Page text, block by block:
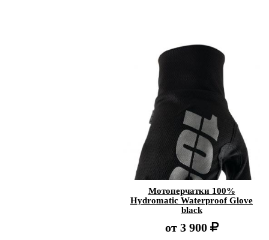
Мотоперчатки 100%
Hydromatic Waterproof Glove
black
от 3 900